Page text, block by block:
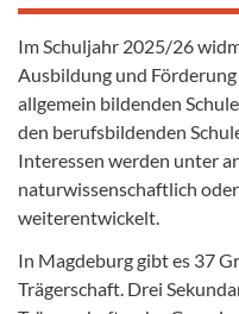
Im Schuljahr 2025/26
Ausbildung und
allgemein bildenden
den berufsbildenden
Interessen werden unter
naturwissenschaftlich
weiterentwickelt.
In Magdeburg gibt es 37
Trägerschaft. Drei